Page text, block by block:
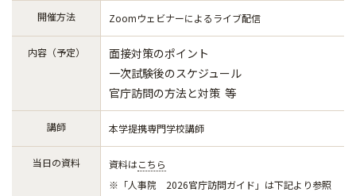
開催方法 Zoomウェビナーによるライブ配信
内容（予定）
面接対策のポイント
一次試験後のスケジュール
官庁訪問の方法と対策 等
講師 本学提携専門学校講師
当日の資料 資料はこちら
※「人事院 2026官庁訪問ガイド」は下記より参照